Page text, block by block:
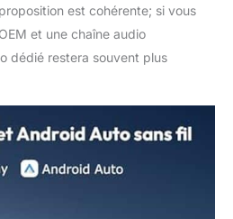
est cohérente; si vous
et une chaîne audio
dédié restera souvent plus